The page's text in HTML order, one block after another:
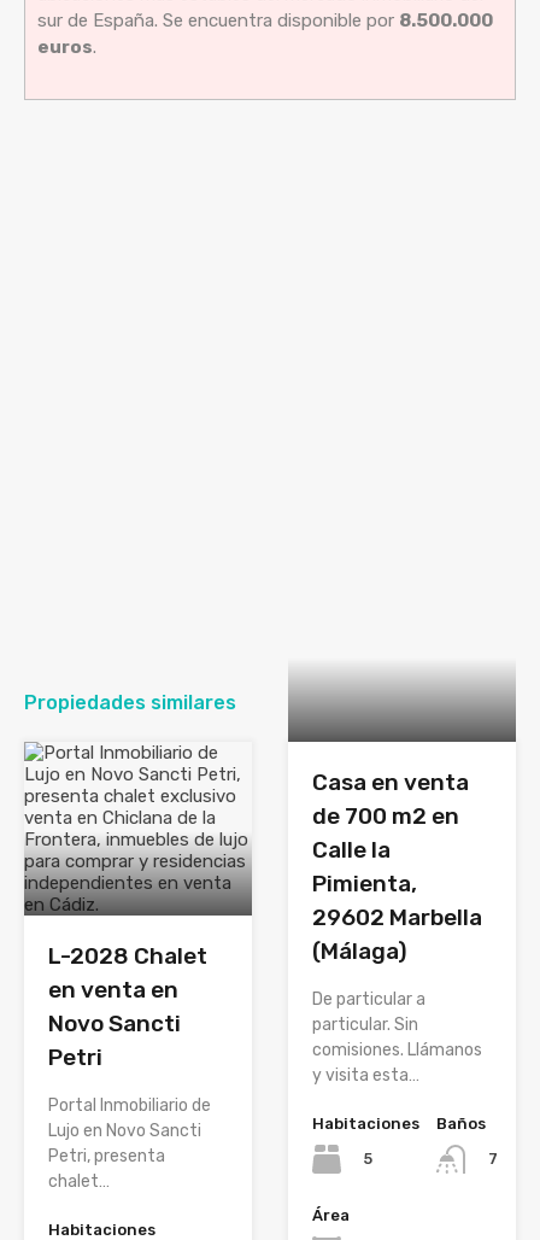
sur de España. Se encuentra disponible por 8.500.000
euros.
Propiedades similares
L-2028 Chalet
en venta en
Novo Sancti
Petri
Portal Inmobiliario de
Lujo en Novo Sancti
Petri, presenta
chalet…
Habitaciones
Casa en venta
de 700 m2 en
Calle la
Pimienta,
29602 Marbella
(Málaga)
De particular a
particular. Sin
comisiones. Llámanos
y visita esta…
Habitaciones
5
Baños
7
Área